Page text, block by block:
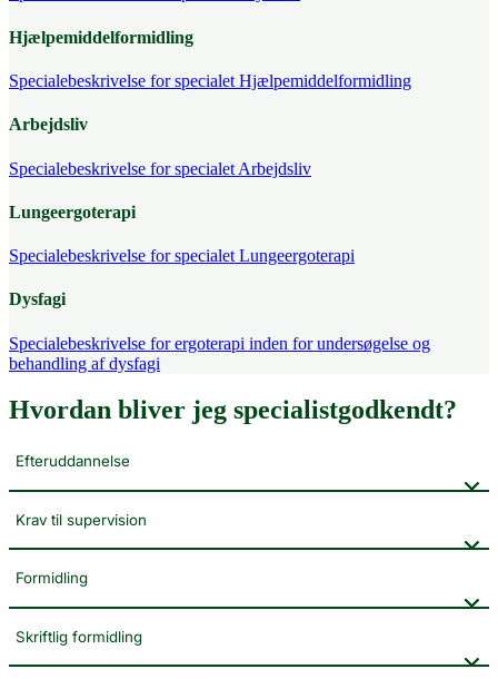
Hjælpemiddelformidling
Specialebeskrivelse for specialet Hjælpemiddelformidling
Arbejdsliv
Specialebeskrivelse for specialet Arbejdsliv
Lungeergoterapi
Specialebeskrivelse for specialet Lungeergoterapi
Dysfagi
Specialebeskrivelse for ergoterapi inden for undersøgelse og
behandling af dysfagi
Hvordan bliver jeg specialistgodkendt?
Efteruddannelse
Krav til supervision
Formidling
Skriftlig formidling